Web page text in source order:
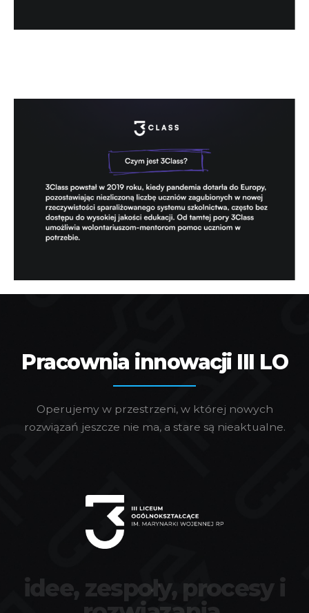
Pracownia innowacji III LO
Operujemy w przestrzeni, w której nowych
rozwiązań jeszcze nie ma, a stare są nieaktualne.
idee, zespoły, procesy i